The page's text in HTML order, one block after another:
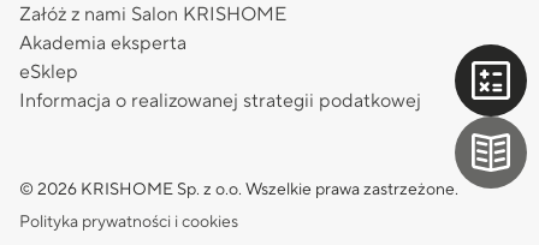
Załóż z nami Salon KRISHOME
Akademia eksperta
eSklep
Informacja o realizowanej strategii podatkowej
© 2026 KRISHOME Sp. z o.o. Wszelkie prawa zastrzeżone.
Polityka prywatności i cookies